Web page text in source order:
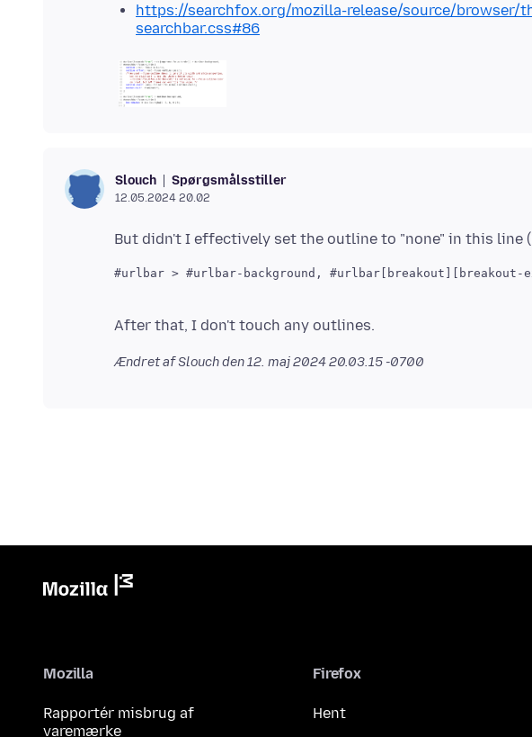
https://searchfox.org/mozilla-release/source/browser/
searchbar.css#86
Slouch Spørgsmålsstiller
12.05.2024 20.02
Ændret af Slouch den12. maj 2024 20.03.15 -0700
Mozilla
Rapportér misbrug af
varemærke
Firefox
Hent